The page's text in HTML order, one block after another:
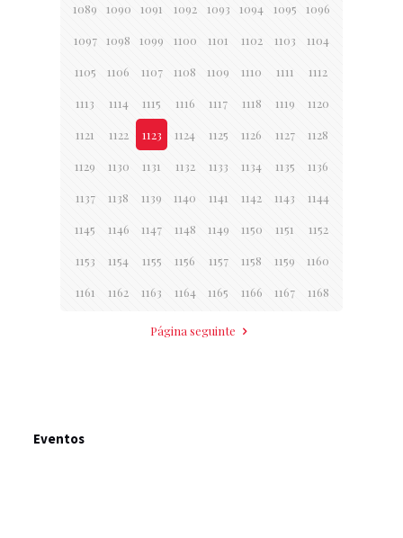
1089 1090 1091 1092 1093 1094 1095 1096
1097 1098 1099 1100 1101 1102 1103 1104
1105 1106 1107 1108 1109 1110 1111 1112
1113 1114 1115 1116 1117 1118 1119 1120
1121 1122 1123 1124 1125 1126 1127 1128
1129 1130 1131 1132 1133 1134 1135 1136
1137 1138 1139 1140 1141 1142 1143 1144
1145 1146 1147 1148 1149 1150 1151 1152
1153 1154 1155 1156 1157 1158 1159 1160
1161 1162 1163 1164 1165 1166 1167 1168
Página seguinte
Eventos